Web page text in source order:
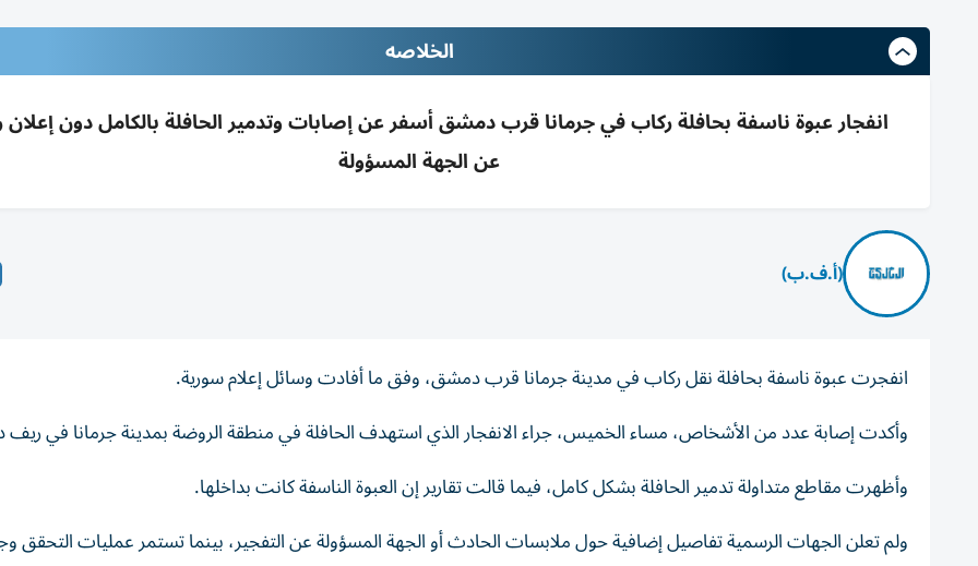
الخلاصه
انفجار عبوة ناسفة بحافلة ركاب في جرمانا قرب دمشق أسفر عن إصابات وتدمير الحافلة بالكامل دون
عن الجهة المسؤولة
(أ.ف.ب)
انفجرت عبوة ناسفة بحافلة نقل ركاب في مدينة جرمانا قرب دمشق، وفق ما أفادت وسائل إعلام سورية.
وأكدت إصابة عدد من الأشخاص، مساء الخميس، جراء الانفجار الذي استهدف الحافلة في منطقة الروضة بمدينة جرمانا في
وأظهرت مقاطع متداولة تدمير الحافلة بشكل كامل، فيما قالت تقارير إن العبوة الناسفة كانت بداخلها.
ولم تعلن الجهات الرسمية تفاصيل إضافية حول ملابسات الحادث أو الجهة المسؤولة عن التفجير، بينما تستمر عمليات التحقق